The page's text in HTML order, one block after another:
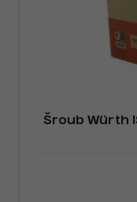
Šroub Würth